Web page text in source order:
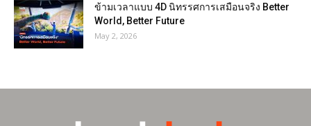
ข้ามเวลาแบบ 4D นิทรรศการเสมือนจริง Better
World, Better Future
May 2, 2026